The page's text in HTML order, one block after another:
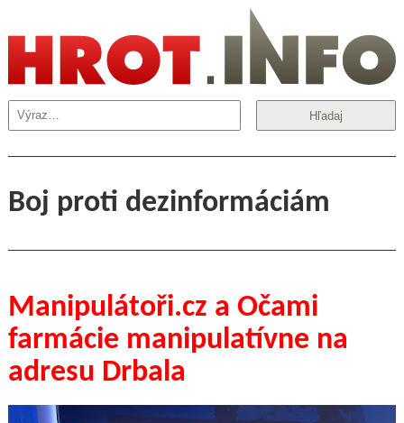
Hľadaj
Boj proti dezinformáciám
Manipulátoři.cz a Očami
farmácie manipulatívne na
adresu Drbala